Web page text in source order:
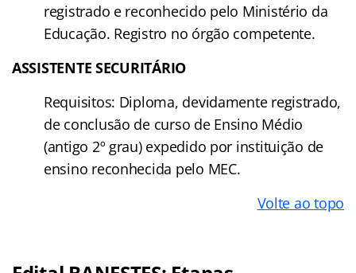
registrado e reconhecido pelo Ministério da
Educação. Registro no órgão competente.
ASSISTENTE SECURITÁRIO
Requisitos: Diploma, devidamente registrado,
de conclusão de curso de Ensino Médio
(antigo 2º grau) expedido por instituição de
ensino reconhecida pelo MEC.
Volte ao topo